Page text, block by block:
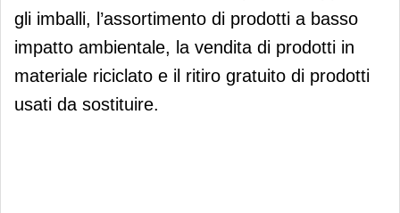
gli imballi, l’assortimento di prodotti a basso
impatto ambientale, la vendita di prodotti in
materiale riciclato e il ritiro gratuito di prodotti
usati da sostituire.